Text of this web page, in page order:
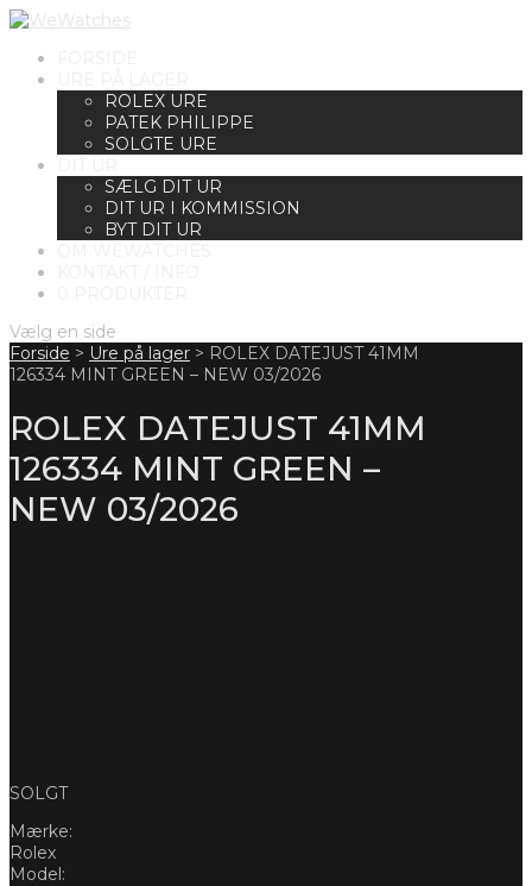
ROLEX URE
PATEK PHILIPPE
SOLGTE URE
SÆLG DIT UR
DIT UR I KOMMISSION
BYT DIT UR
Vælg en side
Forside > Ure på lager > ROLEX DATEJUST 41MM
126334 MINT GREEN – NEW 03/2026
ROLEX DATEJUST 41MM
126334 MINT GREEN –
NEW 03/2026
SOLGT
Mærke:
Rolex
Model: